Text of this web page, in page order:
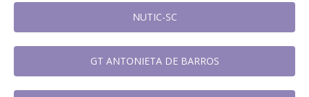
NUTIC-SC
GT ANTONIETA DE BARROS